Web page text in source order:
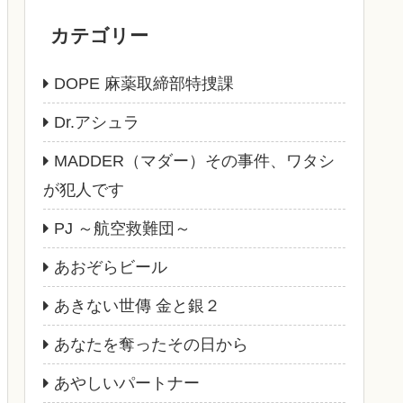
カテゴリー
DOPE 麻薬取締部特捜課
Dr.アシュラ
MADDER（マダー）その事件、ワタシ
が犯人です
PJ ～航空救難団～
あおぞらビール
あきない世傳 金と銀２
あなたを奪ったその日から
あやしいパートナー